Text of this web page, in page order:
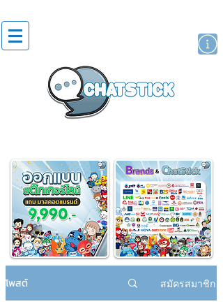
โพสต์ สมัครสมาชิก